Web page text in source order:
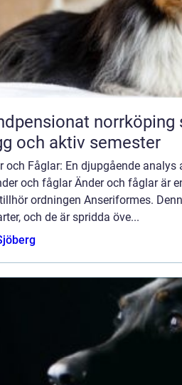
norrköping så hittar hunden en
och aktiv semester
och Fåglar: En djupgående
och fåglar Änder och fåglar är
ordningen Anseriformes.
och de är spridda öve...